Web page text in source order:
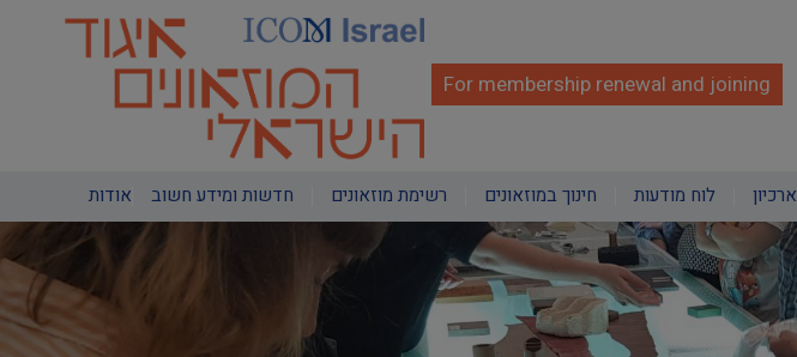
For membership renewal and joining
Main
navigation
אודות חדשות ומידע חשוב רשימת מוזאונים חינוך במוזאונים לוח מודעות ארכיון